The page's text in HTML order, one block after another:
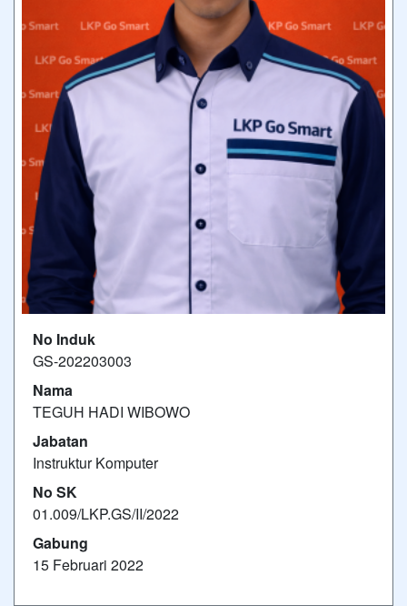
No Induk
GS-202203003
Nama
TEGUH HADI WIBOWO
Jabatan
Instruktur Komputer
No SK
01.009/LKP.GS/II/2022
Gabung
15 Februari 2022